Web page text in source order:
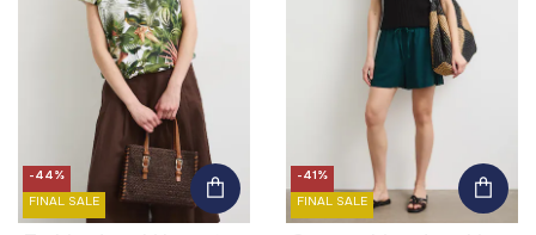
-44%
FINAL SALE
-41%
FINAL SALE